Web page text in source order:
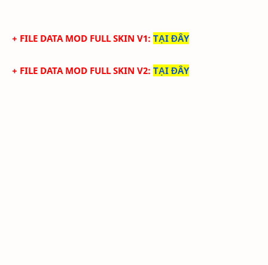
+ FILE DATA MOD FULL SKIN V1: TẠI ĐÂY
+ FILE DATA MOD FULL SKIN V2: TẠI ĐÂY